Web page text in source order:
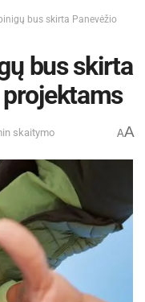
bus skirta Panevėžio
bus skirta
skaitymo AA